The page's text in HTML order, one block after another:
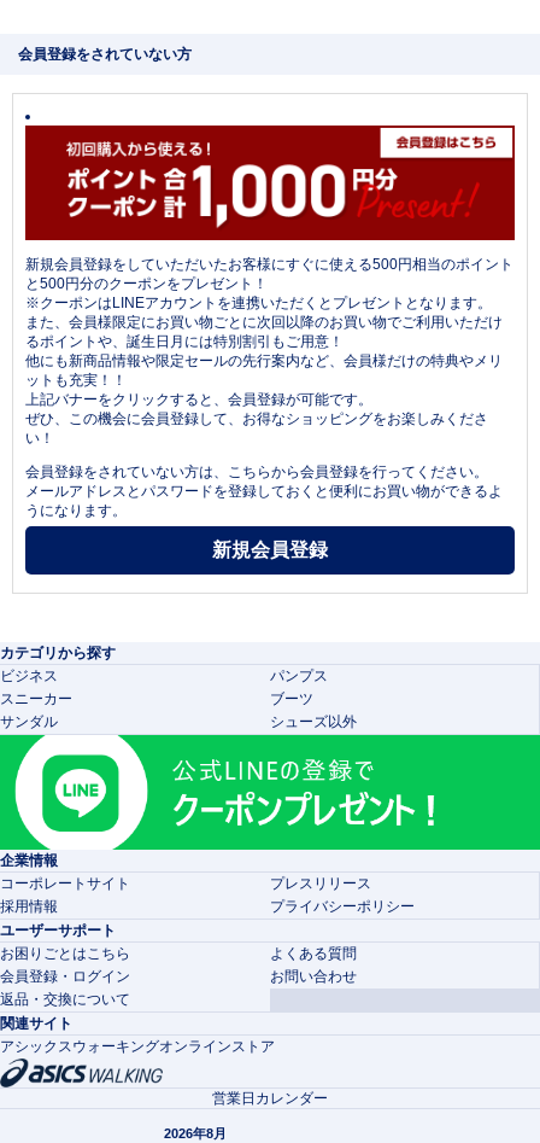
会員登録をされていない方
新規会員登録をしていただいたお客様にすぐに使える500円相当のポイント
と500円分のクーポンをプレゼント！
※クーポンはLINEアカウントを連携いただくとプレゼントとなります。
また、会員様限定にお買い物ごとに次回以降のお買い物でご利用いただけ
るポイントや、誕生日月には特別割引もご用意！
他にも新商品情報や限定セールの先行案内など、会員様だけの特典やメリ
ットも充実！！
上記バナーをクリックすると、会員登録が可能です。
ぜひ、この機会に会員登録して、お得なショッピングをお楽しみくださ
い！
会員登録をされていない方は、こちらから会員登録を行ってください。
メールアドレスとパスワードを登録しておくと便利にお買い物ができるよ
うになります。
カテゴリから探す
ビジネス
パンプス
スニーカー
ブーツ
サンダル
シューズ以外
企業情報
コーポレートサイト
プレスリリース
採用情報
プライバシーポリシー
ユーザーサポート
お困りごとはこちら
よくある質問
会員登録・ログイン
お問い合わせ
返品・交換について
関連サイト
アシックスウォーキングオンラインストア
営業日カレンダー
2026年8月